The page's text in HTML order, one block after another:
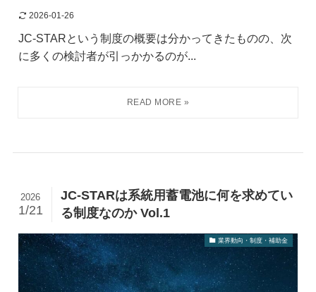
2026-01-26
JC-STARという制度の概要は分かってきたものの、次
に多くの検討者が引っかかるのが...
JC-STARは系統用蓄電池に何を求めてい
る制度なのか Vol.1
2026
1/21
業界動向・制度・補助金